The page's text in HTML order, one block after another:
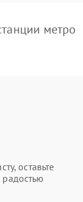
метро
оставьте